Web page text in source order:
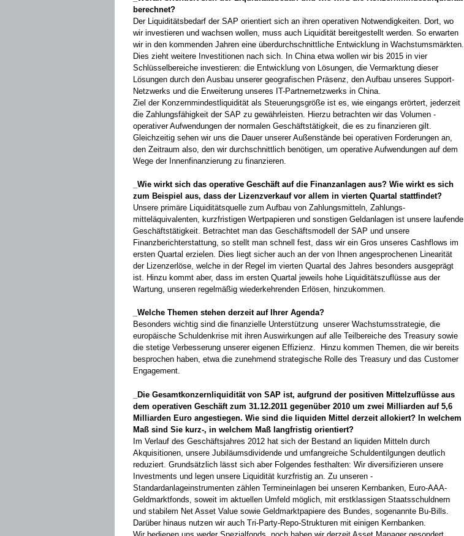
­berechnet?
Der Liquiditätsbedarf der SAP orientiert sich an ihren operativen Notwendigkeiten. Dort, wo
wir investieren und wachsen wollen, muss auch Liquidität bereitgestellt werden. So erwarten
wir in den kommenden ­Jahren eine überdurchschnittliche Entwicklung in Wachstumsmärkten.
Dies zieht ­weitere ­Investitionen nach sich. In China ­etwa wollen wir bis 2015 in vier
Schlüssel­bereiche investieren: die Entwicklung von ­Lösungen, die Vermarktung dieser
Lösungen durch den Ausbau unserer geografischen ­Präsenz, den Aufbau unseres Support-
Netzwerks und die Erweiterung unseres IT-­Partnernetzwerks in China.
Ziel der Konzernmindestliquidität als Steuerungsgröße ist es, wie eingangs erörtert, jederzeit
die Zahlungsfähigkeit der SAP zu gewährleisten. Hierzu betrachten wir das ­Volumen ­
operativer Aufwendungen der ­normalen Geschäftstätigkeit, die es zu finanzieren gilt.
Gleichzeitig sehen wir uns die ­Dauer unserer Außen­stände bei operativen Forderungen an,
den Zeitraum ­also, den wir durchschnittlich ­benötigen, um operative Aufwendungen auf dem
Wege der Innen­finanzierung zu finanzieren.
_Wie wirkt sich das operative Geschäft auf die Finanzanlagen aus? Wie wirkt es sich
zum ­Beispiel aus, dass der Lizenzverkauf vor allem in vierten Quartal stattfindet?
Unsere primäre Liquiditätsquelle zum Aufbau von Zahlungsmitteln, Zahlungs­
mitteläquivalenten, kurzfristigen Wert­papieren und sonstigen Geldanlagen ist ­unsere laufende
Geschäftstätigkeit. ­Betrachtet man das Geschäftsmodell der SAP und ­unsere
Finanzberichterstattung, so stellt man schnell fest, dass wir ein Gros unseres ­Cashflows im
ersten Quartal erzielen. Dies liegt ­sicher auch an der von Ihnen angesprochenen Linearität
der Lizenzerlöse, welche in der Regel im ­vierten Quartal des Jahres ­besonders ­ausgeprägt
ist. Hinzu kommt aber, dass im ersten Quartal jeweils hohe Liquiditäts­zuflüsse aus der
Wartung, unseren regel­mäßig wiederkehrenden Erlösen, hinzu­kommen.
_Welche Themen stehen derzeit auf Ihrer Agenda?
Besonders wichtig sind die finanzielle Unterstützung unserer Wachstumsstrategie, die
europäische Schuldenkrise mit ihren ­Auswirkungen auf alle Teilbereiche des ­Treasury sowie
die stetige Verbesserung ­unserer eigenen Effizienz. Hinzu kommen Themen, die wir bereits
besprochen haben, etwa die zunehmend strategische Rolle des Treasury und das Customer
Engagement.
_Die Gesamtkonzernliquidität von SAP ist, aufgrund der positiven Mittelzuflüsse aus
dem operativen Geschäft zum 31.12.2011 ­gegenüber 2010 um zwei Milliarden auf 5,6
Milliarden Euro angestiegen. Wie sind die liquiden Mittel derzeit allokiert? In welchem
Maß sind Sie kurz-, in welchem Maß lang­fristig orientiert?
Im Verlauf des Geschäftsjahres 2012 hat sich der Bestand an liquiden Mitteln durch
Akquisitionen, unsere Jubiläumsdividende und umfangreiche Schuldentilgungen deutlich
reduziert. Grundsätzlich lässt sich aber Folgendes festhalten: Wir diversifizieren ­unsere
Investments und legen unsere ­Liquidität kurzfristig an. Zu unseren ­
Standardanlageinstrumenten zählen Termineinlagen bei unseren Kern­banken, ­Euro-AAA-
Geldmarktfonds, soweit im ­aktuellen Umfeld möglich, mit erst­klassigen Staatsschuldnern
und stabilem Net Asset ­Value ­sowie Geldmarktpapiere des ­Bundes, ­sogenannte Bu-Bills.
Darüber hinaus nutzen wir auch Tri-Party-Repo-Strukturen mit ­einigen Kernbanken.
Wir bedienen uns ­weder Spezialfonds, noch haben wir derzeit Asset Manager gesondert